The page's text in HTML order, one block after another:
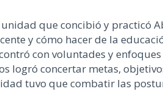
unidad que concibió y practicó
y cómo hacer de la
con voluntades y
logró concertar metas,
tuvo que combatir las